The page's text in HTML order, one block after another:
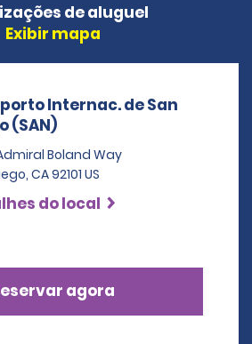
de aluguel
Exibir mapa
Internac. de San
(SAN)
Boland Way
CA 92101 US
do local
agora